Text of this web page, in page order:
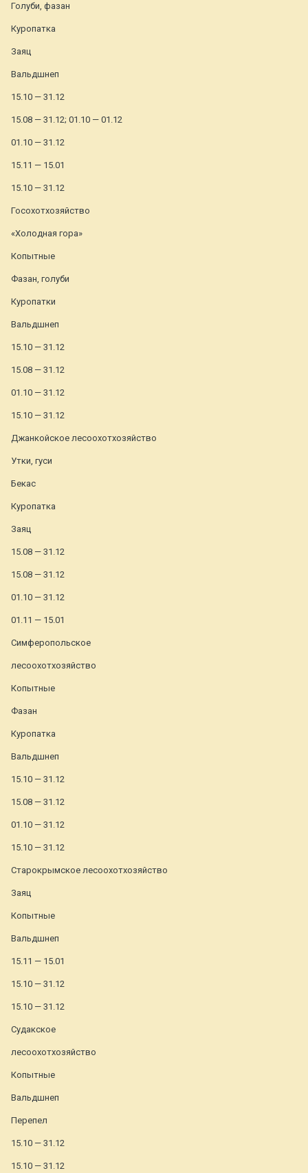
Голуби, фазан
Куропатка
Заяц
Вальдшнеп
15.10 — 31.12
15.08 — 31.12; 01.10 — 01.12
01.10 — 31.12
15.11 — 15.01
15.10 — 31.12
Госохотхозяйство
«Холодная гора»
Копытные
Фазан, голуби
Куропатки
Вальдшнеп
15.10 — 31.12
15.08 — 31.12
01.10 — 31.12
15.10 — 31.12
Джанкойское лесоохотхозяйство
Утки, гуси
Бекас
Куропатка
Заяц
15.08 — 31.12
15.08 — 31.12
01.10 — 31.12
01.11 — 15.01
Симферопольское
лесоохотхозяйство
Копытные
Фазан
Куропатка
Вальдшнеп
15.10 — 31.12
15.08 — 31.12
01.10 — 31.12
15.10 — 31.12
Старокрымское лесоохотхозяйство
Заяц
Копытные
Вальдшнеп
15.11 — 15.01
15.10 — 31.12
15.10 — 31.12
Судакское
лесоохотхозяйство
Копытные
Вальдшнеп
Перепел
15.10 — 31.12
15.10 — 31.12